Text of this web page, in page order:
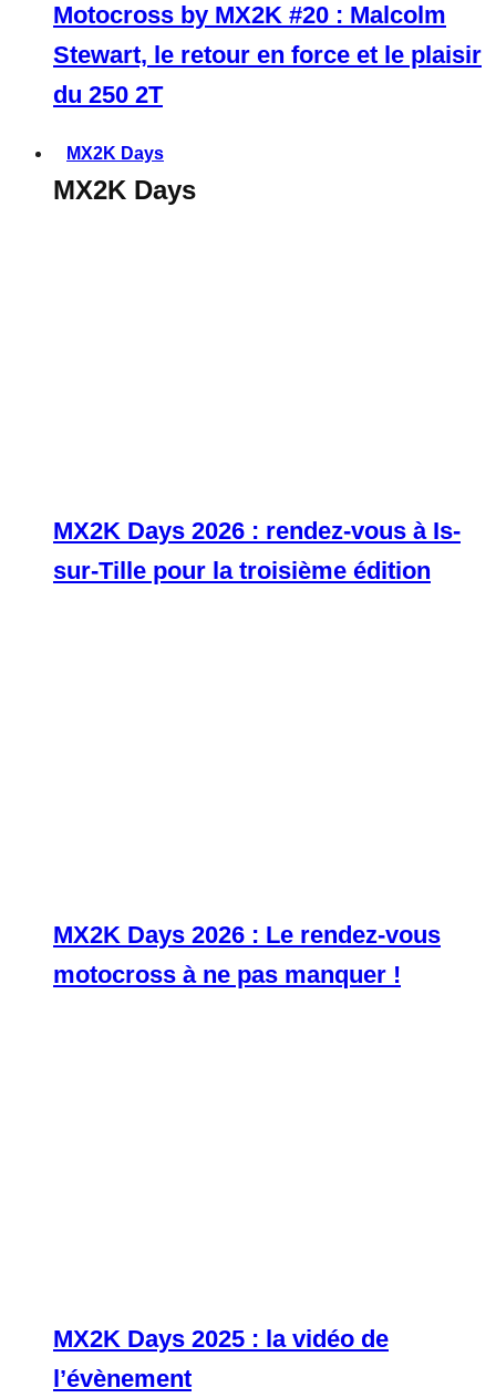
Motocross by MX2K #20 : Malcolm
Stewart, le retour en force et le plaisir
du 250 2T
MX2K Days
MX2K Days
MX2K Days 2026 : rendez-vous à Is-
sur-Tille pour la troisième édition
MX2K Days 2026 : Le rendez-vous
motocross à ne pas manquer !
MX2K Days 2025 : la vidéo de
l’évènement